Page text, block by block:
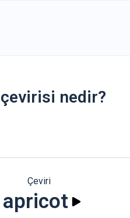
nedir?
Çeviri
apricot